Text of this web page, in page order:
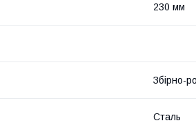
230 мм
Збірно-
Сталь